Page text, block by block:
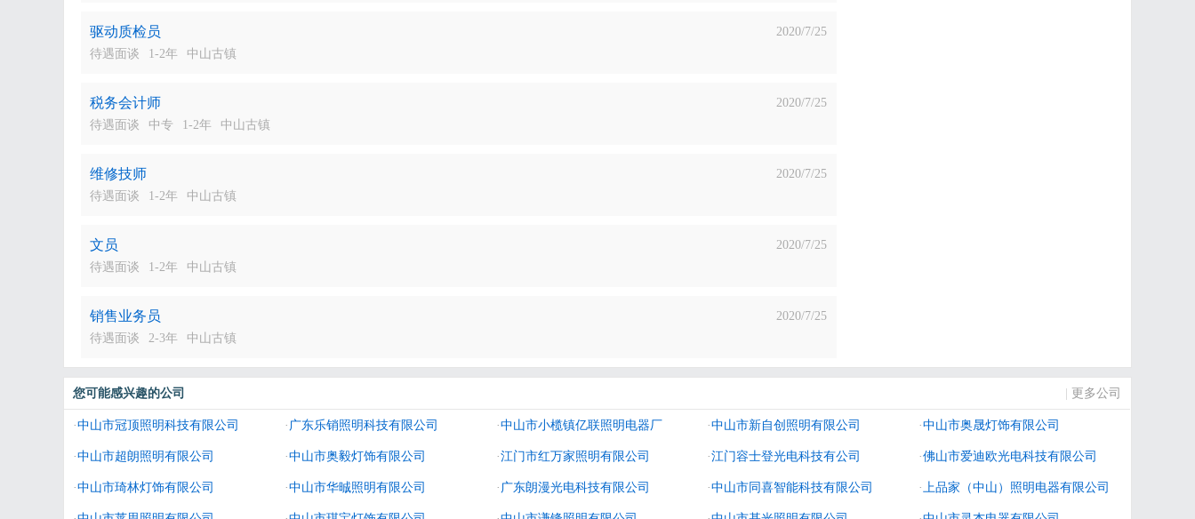
驱动质检员
2020/7/25
待遇面谈
1-2年 中山古镇
税务会计师
2020/7/25
待遇面谈
中专 1-2年 中山古镇
维修技师
2020/7/25
待遇面谈
1-2年 中山古镇
文员
2020/7/25
待遇面谈
1-2年 中山古镇
销售业务员
2020/7/25
待遇面谈
2-3年 中山古镇
您可能感兴趣的公司 更多公司
·中山市冠顶照明科技有限公司 ·广东乐销照明科技有限公司 ·中山市小榄镇亿联照明电器厂 ·中山市新自创照明有限公司 ·中山市奥晟灯饰有限公司
·中山市超朗照明有限公司 ·中山市奥毅灯饰有限公司 ·江门市红万家照明有限公司 ·江门容士登光电科技有公司 ·佛山市爱迪欧光电科技有限公司
·中山市琦林灯饰有限公司 ·中山市华晠照明有限公司 ·广东朗漫光电科技有限公司 ·中山市同喜智能科技有限公司 ·上品家（中山）照明电器有限公司